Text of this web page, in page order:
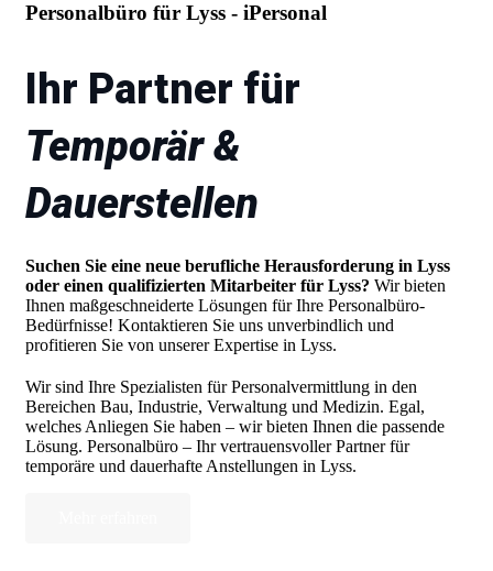
Personalbüro für Lyss - iPersonal
Ihr Partner für
Temporär &
Dauerstellen
Suchen Sie eine neue berufliche Herausforderung in Lyss
oder einen qualifizierten Mitarbeiter für Lyss? Wir bieten
Ihnen maßgeschneiderte Lösungen für Ihre Personalbüro-
Bedürfnisse! Kontaktieren Sie uns unverbindlich und
profitieren Sie von unserer Expertise in Lyss.
Wir sind Ihre Spezialisten für Personalvermittlung in den
Bereichen Bau, Industrie, Verwaltung und Medizin. Egal,
welches Anliegen Sie haben – wir bieten Ihnen die passende
Lösung. Personalbüro – Ihr vertrauensvoller Partner für
temporäre und dauerhafte Anstellungen in Lyss.